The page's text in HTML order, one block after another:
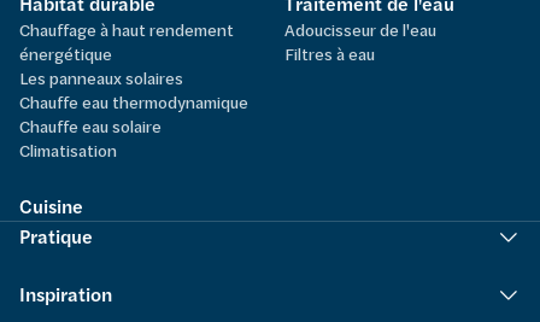
Chauffage à haut rendement
énergétique
Les panneaux solaires
Chauffe eau thermodynamique
Chauffe eau solaire
Climatisation
Adoucisseur de l'eau
Filtres à eau
Cuisine
Pratique
Inspiration